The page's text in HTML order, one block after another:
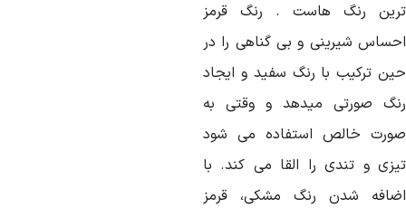
رنگ هاست . رنگ قرمز
شیرینی و بی گناهی را در
ترکیب با رنگ سفید و ایجاد
صورتی میدهد و وقتی به
خالص استفاده می شود
و تندی را القا می کند. با
شدن رنگ مشکی، قرمز